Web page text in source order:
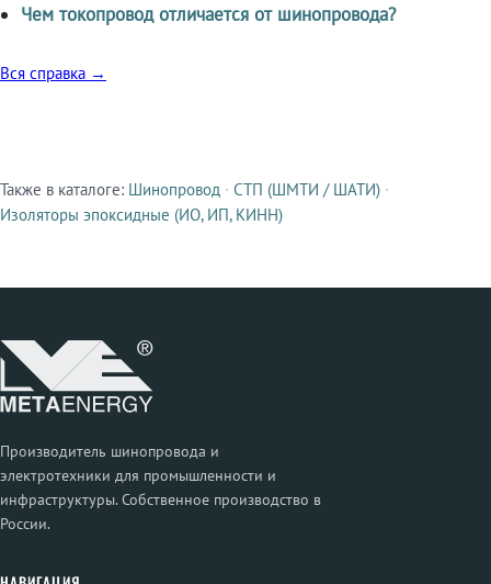
Чем токопровод отличается от шинопровода?
Вся справка →
Смежные продукты
Также в каталоге: Шинопровод · СТП (ШМТИ / ШАТИ) ·
Изоляторы эпоксидные (ИО, ИП, КИНН)
Производитель шинопровода и
электротехники для промышленности и
инфраструктуры. Собственное производство в
России.